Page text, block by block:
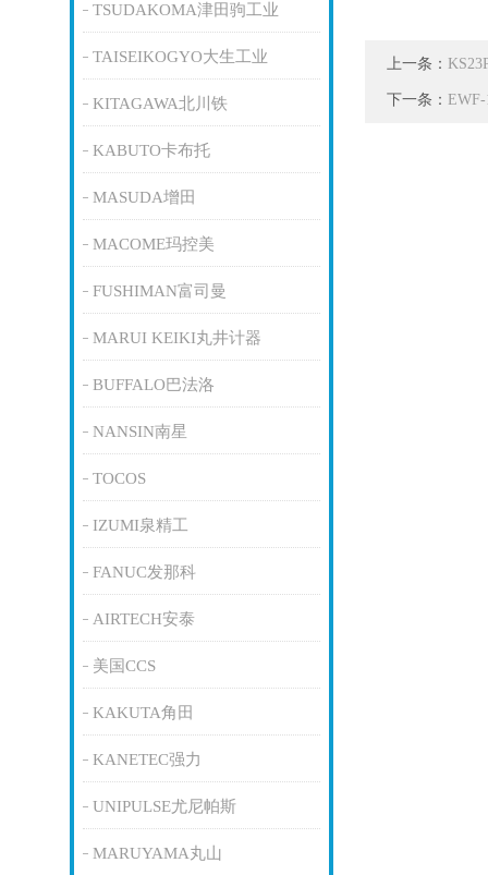
TSUDAKOMA津田驹工业
TAISEIKOGYO大生工业
KITAGAWA北川铁
KABUTO卡布托
MASUDA增田
MACOME玛控美
FUSHIMAN富司曼
MARUI KEIKI丸井计器
BUFFALO巴法洛
NANSIN南星
TOCOS
IZUMI泉精工
FANUC发那科
AIRTECH安泰
美国CCS
KAKUTA角田
KANETEC强力
UNIPULSE尤尼帕斯
MARUYAMA丸山
上一条：
下一条：